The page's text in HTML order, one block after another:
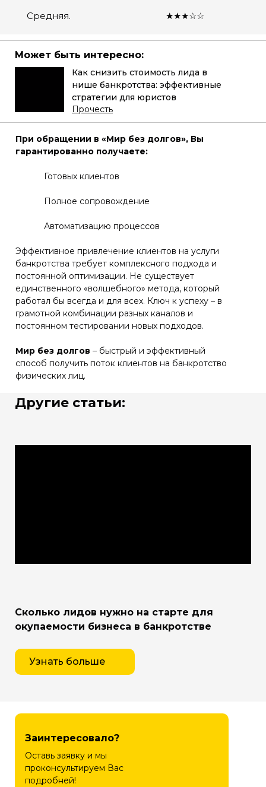
Средняя. ★★★☆☆
Как снизить стоимость лида в
нише банкротства: эффективные
стратегии для юристов
Прочесть
Может быть интересно:
При обращении в «Мир без долгов», Вы
гарантированно получаете:
Готовых клиентов
Полное сопровождение
Автоматизацию процессов
Эффективное привлечение клиентов на услуги
банкротства требует комплексного подхода и
постоянной оптимизации. Не существует
единственного «волшебного» метода, который
работал бы всегда и для всех. Ключ к успеху – в
грамотной комбинации разных каналов и
постоянном тестировании новых подходов.
Мир без долгов – быстрый и эффективный
способ получить поток клиентов на банкротство
физических лиц.
Другие статьи:
Сколько лидов нужно на старте для
окупаемости бизнеса в банкротстве
Узнать больше
Оставь заявку и мы
проконсультируем Вас
подробней!
Заинтересовало?